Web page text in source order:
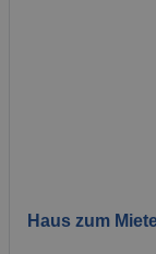
Haus zum